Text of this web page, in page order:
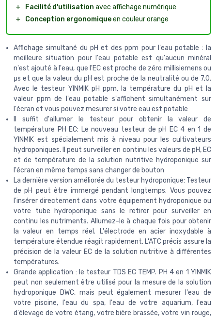
＋
Facilité d'utilisation avec affichage numérique
＋
Conception ergonomiqueen couleur orange
Affichage simultané du pH et des ppm pour l'eau potable : la
meilleure situation pour l'eau potable est qu'aucun minéral
n'est ajouté à l'eau, que l'EC est proche de zéro millisiemens ou
μs et que la valeur du pH est proche de la neutralité ou de 7,0.
Avec le testeur YINMIK pH ppm, la température du pH et la
valeur ppm de l'eau potable s'affichent simultanément sur
l'écran et vous pouvez mesurer si votre eau est potable
Il suffit d'allumer le testeur pour obtenir la valeur de
température PH EC: Le nouveau testeur de pH EC 4 en 1 de
YINMIK est spécialement mis à niveau pour les cultivateurs
hydroponiques. Il peut surveiller en continu les valeurs de pH, EC
et de température de la solution nutritive hydroponique sur
l'écran en même temps sans changer de bouton
La dernière version améliorée du testeur hydroponique: Testeur
de pH peut être immergé pendant longtemps. Vous pouvez
l'insérer directement dans votre équipement hydroponique ou
votre tube hydroponique sans le retirer pour surveiller en
continu les nutriments. Allumez-le à chaque fois pour obtenir
la valeur en temps réel. L'électrode en acier inoxydable à
température étendue réagit rapidement. L'ATC précis assure la
précision de la valeur EC de la solution nutritive à différentes
températures.
Grande application : le testeur TDS EC TEMP. PH 4 en 1 YINMIK
peut non seulement être utilisé pour la mesure de la solution
hydroponique DWC, mais peut également mesurer l'eau de
votre piscine, l'eau du spa, l'eau de votre aquarium, l'eau
d'élevage de votre étang, votre bière brassée, votre vin rouge,